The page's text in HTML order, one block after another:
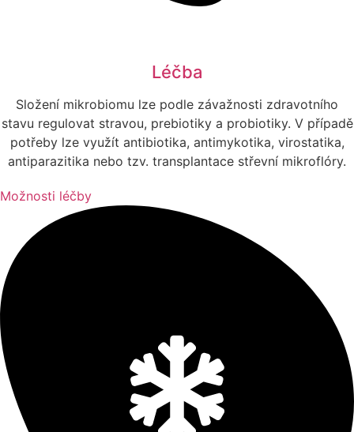
Léčba
Složení mikrobiomu lze podle závažnosti zdravotního
stavu regulovat stravou, prebiotiky a probiotiky. V případě
potřeby lze využít antibiotika, antimykotika, virostatika,
antiparazitika nebo tzv. transplantace střevní mikroflóry.
Možnosti léčby